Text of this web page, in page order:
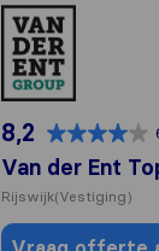
Van der Ent Top
8,2
Van der Ent
Rijswijk(Vestiging)